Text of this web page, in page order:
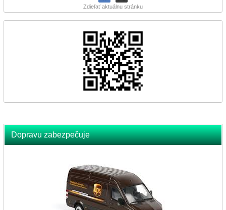
Zdieľať aktuálnu stránku
Dopravu zabezpečuje